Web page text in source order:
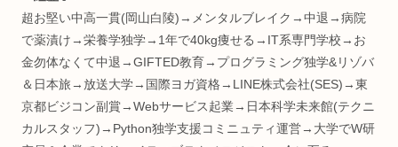
総合研究機構 ヒューマンパフォーマンス研究所招聘研究員
※発言は私個人の見解であり、所属組織を代表するもので
りません。
＜自己紹介🛸＞
十代で重度の病にかかり、身体の健康や脳の仕組みに興味